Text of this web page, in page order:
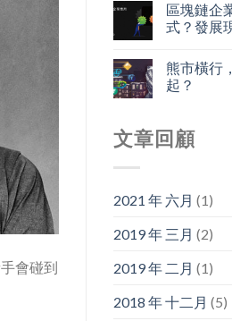
會碰到
區塊鏈企
式？發展
熊市橫行
起？
文章回顧
2021 年 六月 (1)
2019 年 三月 (2)
2019 年 二月 (1)
2018 年 十二月 (5)